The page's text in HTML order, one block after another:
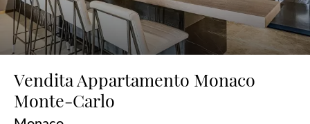
Vendita Appartamento Monaco
Monte-Carlo